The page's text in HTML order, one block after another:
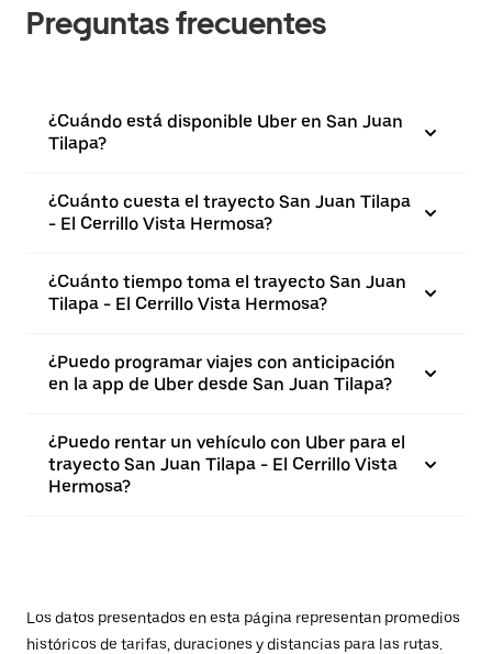
Preguntas frecuentes
¿Cuándo está disponible Uber en San Juan
Tilapa?
¿Cuánto cuesta el trayecto San Juan Tilapa
- El Cerrillo Vista Hermosa?
¿Cuánto tiempo toma el trayecto San Juan
Tilapa - El Cerrillo Vista Hermosa?
¿Puedo programar viajes con anticipación
en la app de Uber desde San Juan Tilapa?
¿Puedo rentar un vehículo con Uber para el
trayecto San Juan Tilapa - El Cerrillo Vista
Hermosa?
Los datos presentados en esta página representan promedios
históricos de tarifas, duraciones y distancias para las rutas.